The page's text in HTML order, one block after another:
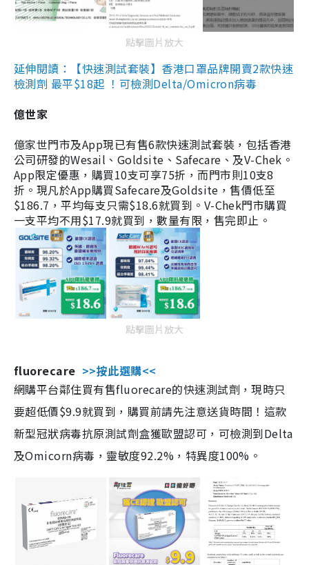
點擊圖片放大
延伸閱讀：【快速測試套裝】香港口罩品牌開賣2款快速
檢測劑 最平$18起 ！可檢測Delta/Omicron病毒
億世家
億家世門市及App現已有售6款快速測試套裝，包括香港
公司研發的Wesail、Goldsite、Safecare、及V-Chek。
App限定優惠，購買10支可享75折，而門市則10支8
折。現凡於App購買Safecare及Goldsite，售價低至
$186.7，平均每支只需$18.6就買到。V-Chek門市購買
一支平均不用$17.9就買到，數量有限，售完即止。
點擊圖片放大
fluorecare >>按此選購<<
網購平台鄰住買有售fluorecare的快速測試劑，現時只
要超低價$9.9就買到，購買前請先注意送貨時間！這款
新型冠狀病毒抗原測試劑盒獲歐盟認可，可檢測到Delta
及Omicorn病毒，靈敏度92.2%，特異度100%。